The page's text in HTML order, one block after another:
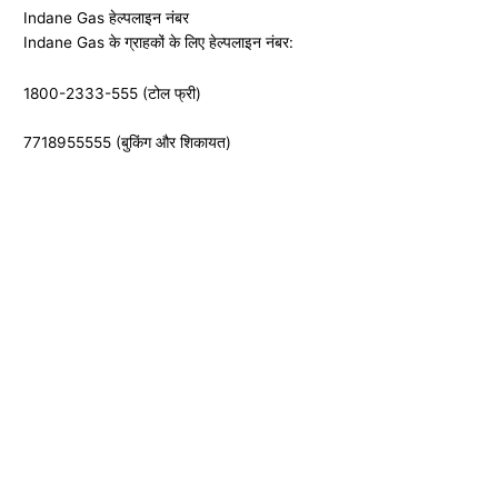
Indane Gas हेल्पलाइन नंबर
Indane Gas के ग्राहकों के लिए हेल्पलाइन नंबर:
1800-2333-555 (टोल फ्री)
7718955555 (बुकिंग और शिकायत)